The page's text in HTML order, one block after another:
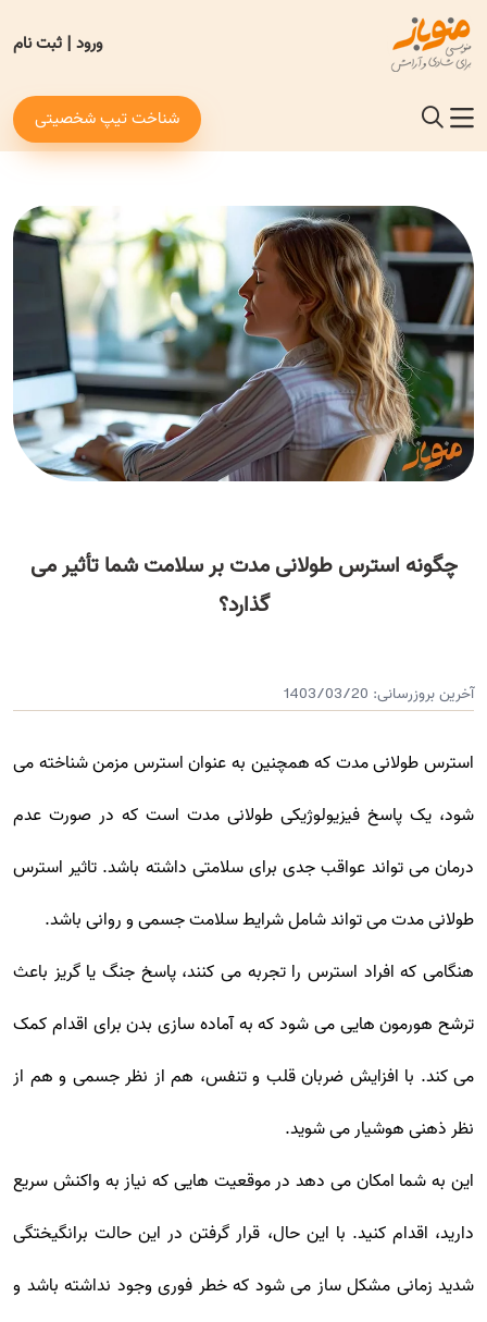
ورود| ثبت نام
شناخت تیپ شخصیتی
چگونه استرس طولانی مدت بر سلامت شما تأثیر می
گذارد؟
آخرین بروزرسانی: 1403/03/20
استرس طولانی مدت که همچنین به عنوان استرس مزمن شناخته می
شود، یک پاسخ فیزیولوژیکی طولانی مدت است که در صورت عدم
درمان می تواند عواقب جدی برای سلامتی داشته باشد. تاثیر استرس
طولانی مدت می تواند شامل شرایط سلامت جسمی و روانی باشد.
هنگامی که افراد استرس را تجربه می کنند، پاسخ جنگ یا گریز باعث
ترشح هورمون هایی می شود که به آماده سازی بدن برای اقدام کمک
می کند. با افزایش ضربان قلب و تنفس، هم از نظر جسمی و هم از
نظر ذهنی هوشیار می شوید.
این به شما امکان می دهد در موقعیت هایی که نیاز به واکنش سریع
دارید، اقدام کنید. با این حال، قرار گرفتن در این حالت برانگیختگی
شدید زمانی مشکل ساز می شود که خطر فوری وجود نداشته باشد و